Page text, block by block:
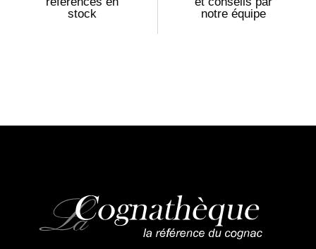
stock
notre équipe